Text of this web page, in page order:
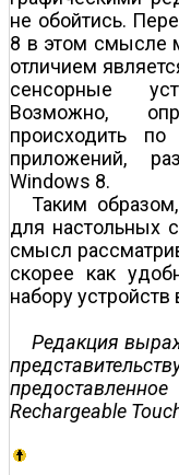
не обойтись.
8 в этом смысле
отличием
сенсорные
Возможно,
происходить
приложений,
Windows 8.
Таким
для настольных
смысл
скорее как
набору устройств
Редакция
Rechargeable